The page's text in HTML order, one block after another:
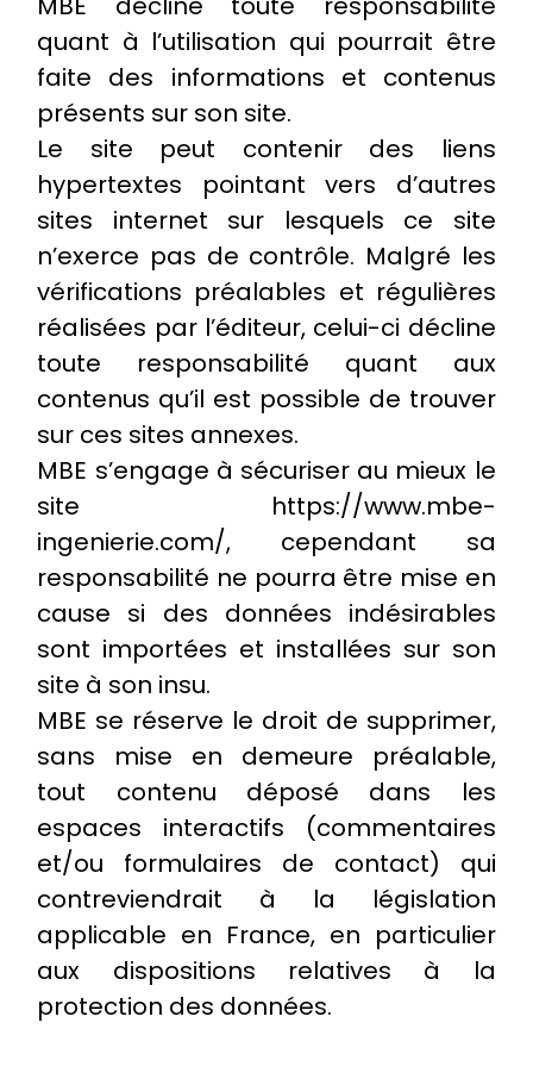
quant à l’utilisation qui pourrait être
faite des informations et contenus
présents sur son site.
Le site peut contenir des liens
hypertextes pointant vers d’autres
sites internet sur lesquels ce site
n’exerce pas de contrôle. Malgré les
vérifications préalables et régulières
réalisées par l’éditeur, celui-ci décline
toute responsabilité quant aux
contenus qu’il est possible de trouver
sur ces sites annexes.
MBE s’engage à sécuriser au mieux le
site https://www.mbe-
ingenierie.com/, cependant sa
responsabilité ne pourra être mise en
cause si des données indésirables
sont importées et installées sur son
site à son insu.
MBE se réserve le droit de supprimer,
sans mise en demeure préalable,
tout contenu déposé dans les
espaces interactifs (commentaires
et/ou formulaires de contact) qui
contreviendrait à la législation
applicable en France, en particulier
aux dispositions relatives à la
protection des données.